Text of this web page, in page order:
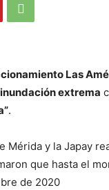
Las
inundación extrema
.
Mérida y la Japay
que hasta el
de 2020